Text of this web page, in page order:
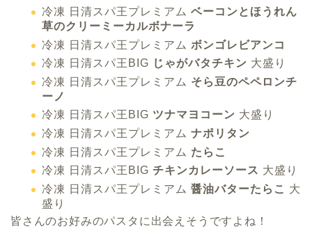
冷凍 日清スパ王プレミアム ベーコンとほうれん
草のクリーミーカルボナーラ
冷凍 日清スパ王プレミアム ボンゴレビアンコ
冷凍 日清スパ王BIG じゃがバタチキン 大盛り
冷凍 日清スパ王プレミアム そら豆のペペロンチ
ーノ
冷凍 日清スパ王BIG ツナマヨコーン 大盛り
冷凍 日清スパ王プレミアム ナポリタン
冷凍 日清スパ王プレミアム たらこ
冷凍 日清スパ王BIG チキンカレーソース 大盛り
冷凍 日清スパ王プレミアム 醤油バターたらこ
大
盛り
皆さんのお好みのパスタに出会えそうですよね！